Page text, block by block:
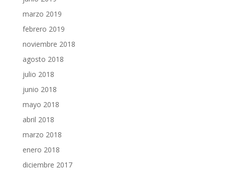
marzo 2019
febrero 2019
noviembre 2018
agosto 2018
julio 2018
junio 2018
mayo 2018
abril 2018
marzo 2018
enero 2018
diciembre 2017